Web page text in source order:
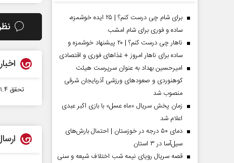
تحقق ۱.۴همت اعتبار مالیاتی برای توسعه اقتصاد دانش‌بنیان
برای شام چی درست کنم؟ | ۲۵ ایده خوشمزه،
ساده و فوری برای شام امشب
ناهار چی درست کنم؟ | ۲۰ پیشنهاد خوشمزه و
ساده برای ناهار امروز + غذاهای فوری و اقتصادی
امیرحسین بهداد به عنوان سرپرست هیئت
کوهنوردی و صعودهای ورزشی آذربایجان شرقی
منصوب شد
زمان پخش سریال «ماه عسل» با بازی اکبر عبدی
اعلام شد
دمای ۵۰ درجه در خوزستان | احتمال بارش‌های
سیل‌آسا در ۳ استان
قصه سریال رویای نیمه شب اختلاف شیعه و سنی
رضا سپهوند - سخنگوی کمیسیون انرژی مجلس